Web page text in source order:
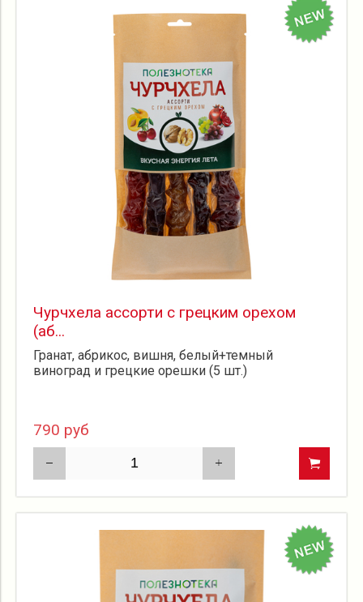
Чурчхела ассорти с грецким орехом
(аб...
Гранат, абрикос, вишня, белый+темный
виноград и грецкие орешки (5 шт.)
790 руб
новинка